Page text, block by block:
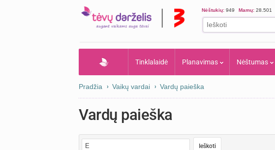
Nėštukių: 949 Mamų: 28.501
Tinklalaidė Planavimas Nėštumas
Pradžia Vaikų vardai Vardų paieška
Vardų paieška